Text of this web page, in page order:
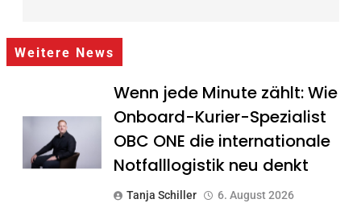
Weitere News
Wenn jede Minute zählt: Wie
Onboard-Kurier-Spezialist
OBC ONE die internationale
Notfalllogistik neu denkt
Tanja Schiller 6. August 2026